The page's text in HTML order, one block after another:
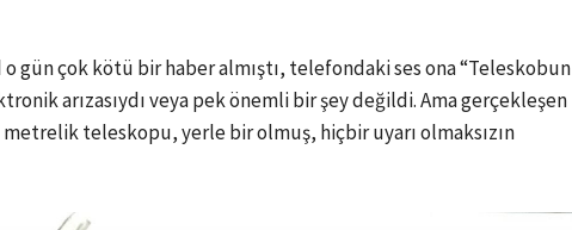
gün çok kötü bir haber almıştı, telefondaki ses ona “Teleskobun
arızasıydı veya pek önemli bir şey değildi. Ama gerçekleşen
teleskopu, yerle bir olmuş, hiçbir uyarı olmaksızın